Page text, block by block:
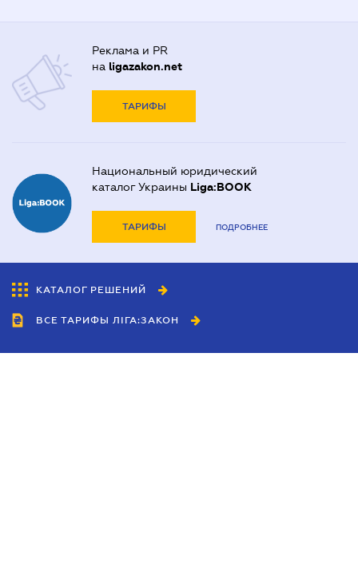
Реклама и PR
на ligazakon.net
ТАРИФЫ
Национальный юридический
каталог Украины Liga:BOOK
ТАРИФЫ ПОДРОБНЕЕ
КАТАЛОГ РЕШЕНИЙ
ВСЕ ТАРИФЫ ЛІГА:ЗАКОН